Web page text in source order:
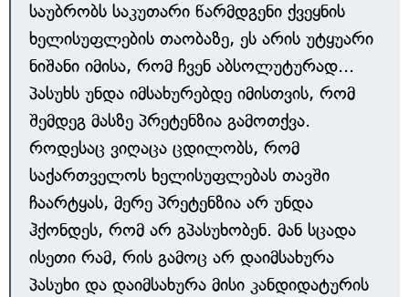
საუბრობს საკუთარი წარმდგენი ქვეყნის
ხელისუფლების თაობაზე, ეს არის უტყუარი
ნიშანი იმისა, რომ ჩვენ აბსოლუტურად...
პასუხს უნდა იმსახურებდე იმისთვის, რომ
შემდეგ მასზე პრეტენზია გამოთქვა.
როდესაც ვიღაცა ცდილობს, რომ
საქართველოს ხელისუფლებას თავში
ჩაარტყას, მერე პრეტენზია არ უნდა
ჰქონდეს, რომ არ გპასუხობენ. მან სცადა
ისეთი რამ, რის გამოც არ დაიმსახურა
პასუხი და დაიმსახურა მისი კანდიდატურის